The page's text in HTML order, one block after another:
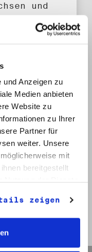
und Anzeigen zu
Medien anbieten
Website zu
zu Ihrer
Partner für
weiter. Unsere
mit
bereitgestellt
zeigen
und
Berlin